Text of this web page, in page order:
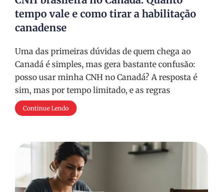
tempo vale e como tirar a habilitação
canadense
Uma das primeiras dúvidas de quem chega ao
Canadá é simples, mas gera bastante confusão:
posso usar minha CNH no Canadá? A resposta é
sim, mas por tempo limitado, e as regras
Continue Lendo